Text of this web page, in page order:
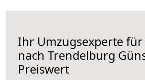
Ihr Umzugsexperte für
nach Trendelburg
Preiswert